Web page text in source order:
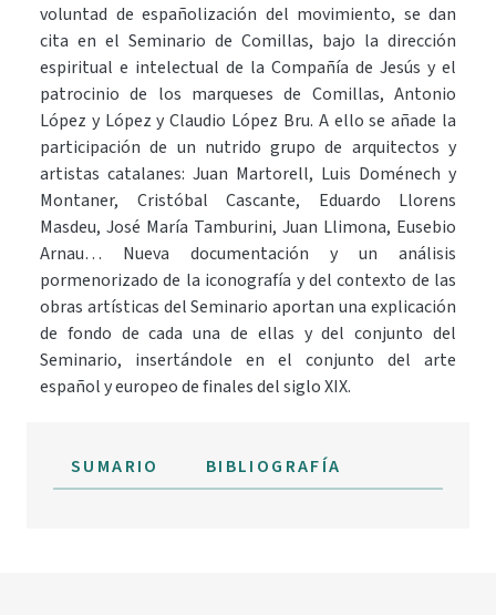
voluntad de españolización del movimiento, se dan
cita en el Seminario de Comillas, bajo la dirección
espiritual e intelectual de la Compañía de Jesús y el
patrocinio de los marqueses de Comillas, Antonio
López y López y Claudio López Bru. A ello se añade la
participación de un nutrido grupo de arquitectos y
artistas catalanes: Juan Martorell, Luis Doménech y
Montaner, Cristóbal Cascante, Eduardo Llorens
Masdeu, José María Tamburini, Juan Llimona, Eusebio
Arnau… Nueva documentación y un análisis
pormenorizado de la iconografía y del contexto de las
obras artísticas del Seminario aportan una explicación
de fondo de cada una de ellas y del conjunto del
Seminario, insertándole en el conjunto del arte
español y europeo de finales del siglo XIX.
SUMARIO BIBLIOGRAFÍA